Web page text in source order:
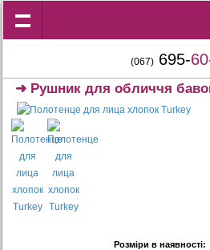
(067) 695-
➜ Рушник для обличчя
Розміри в наявності: